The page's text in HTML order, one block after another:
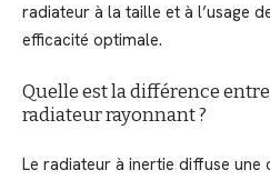
radiateur à la taille et à l’usage
efficacité optimale.
Quelle est la différence
radiateur rayonnant ?
Le radiateur à inertie diffuse